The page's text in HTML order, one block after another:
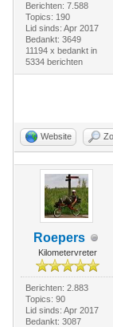
Berichten: 7.588
Topics: 190
Lid sinds: Apr 2017
Bedankt: 3649
11194 x bedankt in
5334 berichten
Website
Roepers
Kilometervreter
Berichten: 2.883
Topics: 90
Lid sinds: Apr 2017
Bedankt: 3087